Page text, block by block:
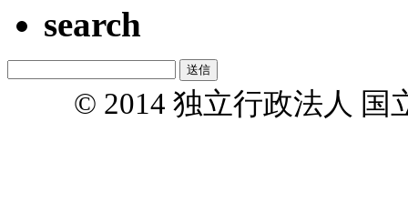
search
© 2014 独立行政法人 国